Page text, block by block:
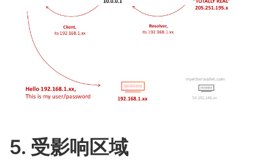
5. 受影响区域